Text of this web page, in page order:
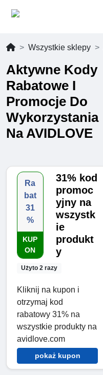
Wszystkie sklepy
Aktywne Kody
Rabatowe I
Promocje Do
Wykorzystania
Na AVIDLOVE
Ra
bat
31
%
KUP
ON
Użyto 2 razy
31% kod
promoc
yjny na
wszystk
ie
produkt
y
Kliknij na kupon i
otrzymaj kod
rabatowy 31% na
wszystkie produkty na
avidlove.com
pokaż kupon